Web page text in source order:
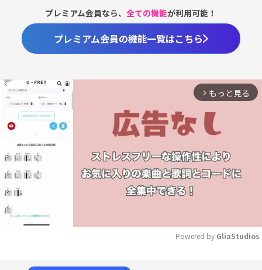
プレミアム会員なら、全ての機能が利用可能！
プレミアム会員の機能一覧はこちら
arrow_forward_ios もっと見る
Powered by GliaStudios